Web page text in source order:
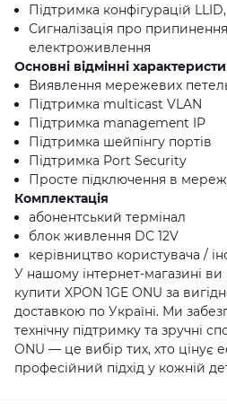
Підтримка конфігурацій
Сигналізація про
електроживлення
Основні відмінні
Виявлення мережевих
Підтримка multicast VLAN
Підтримка management IP
Підтримка шейпінгу портів
Підтримка Port Security
Просте підключення в
Комплектація
абонентський термінал
блок живлення DC 12V
керівництво користувача /
У нашому інтернет-магазині
купити XPON 1GE ONU за
доставкою по Україні. Ми
технічну підтримку та зручні
ONU — це вибір тих, хто цінує
професійний підхід у кожній